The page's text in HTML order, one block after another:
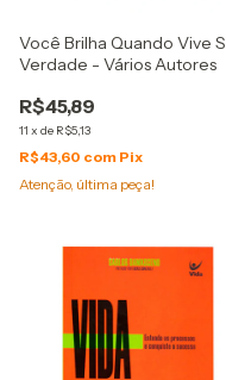
Você Brilha Quando Vive
Verdade - Vários Autores
R$45,89
11 x de R$5,13
R$43,60 com Pix
Atenção, última peça!